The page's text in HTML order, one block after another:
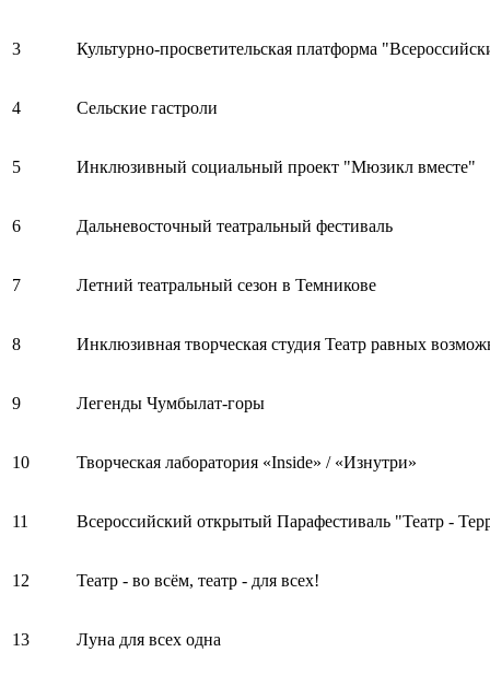
3 Культурно-просветительская платформа
4 Сельские гастроли
5 Инклюзивный социальный проект "Мюзикл вместе"
6 Дальневосточный театральный фестиваль
7 Летний театральный сезон в Темникове
8 Инклюзивная творческая студия Театр равных
9 Легенды Чумбылат-горы
10 Творческая лаборатория «Inside» / «Изнутри»
11 Всероссийский открытый Парафестиваль "Театр -
12 Театр - во всём, театр - для всех!
13 Луна для всех одна